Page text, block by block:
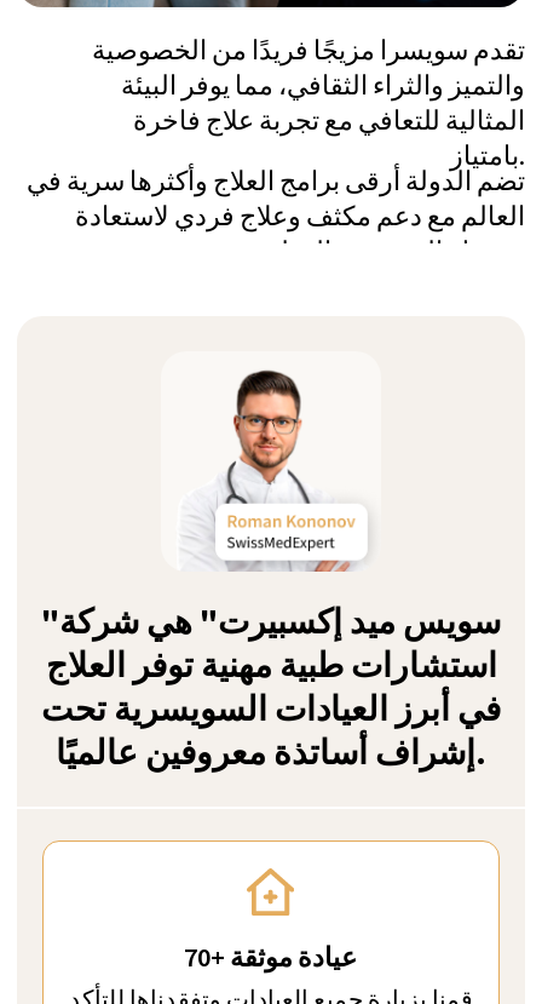
70+ عيادة موثقة
قمنا بزيارة جميع العيادات وتفقدناها للتأكد
من مطابقتها لتوقعات الأفراد ذوي الثروات
الفائقة
أعلى مستويات السرية
سنوات من الخبرة
نوفر علاجًا تنفيذيًا فاخرًا وفقًا للمعايير
السويسرية مع رعاية شخصية عالية وحرص
على السرية منذ عام 2011
أفضل 9 مراكز لإعادة التأهيل لعلاج
إدمان الأدوية الموصوفة في
سويسرا
كيف نقوم بترتيب
النتائج؟
زيورخ، سويسرا